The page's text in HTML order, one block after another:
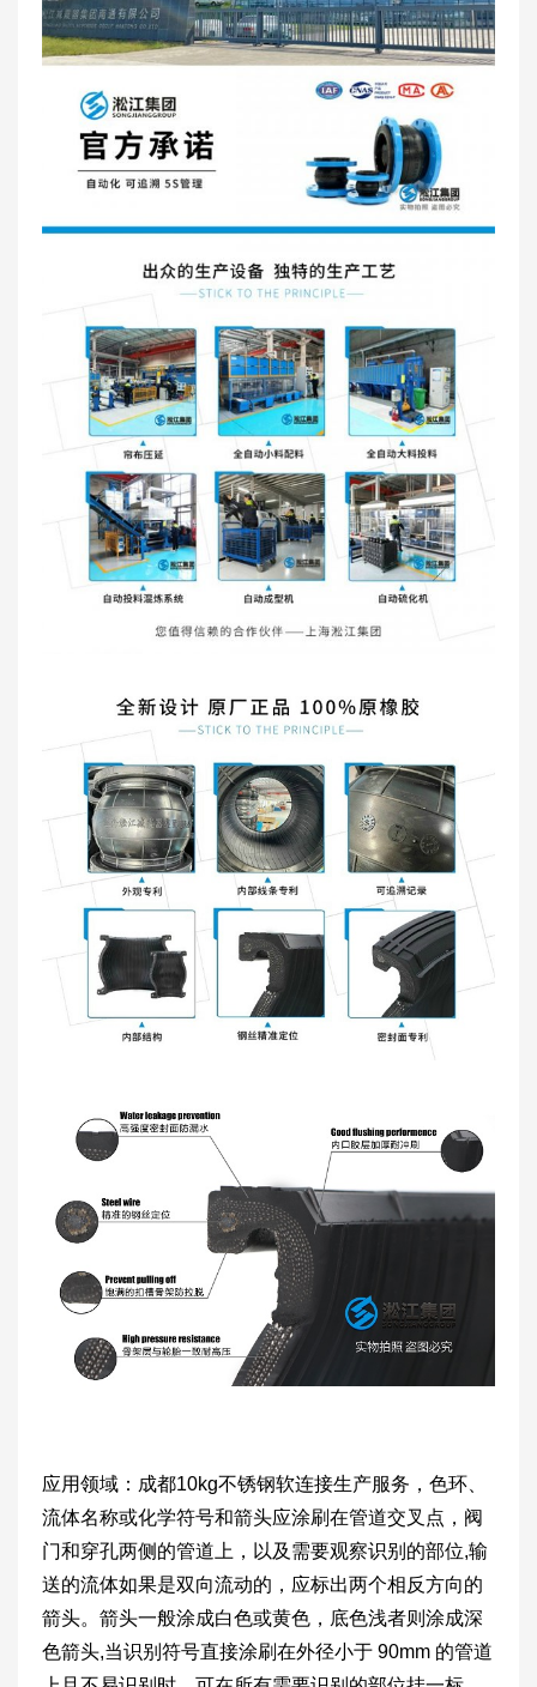
应用领域：成都10kg不锈钢软连接生产服务，色环、
流体名称或化学符号和箭头应涂刷在管道交叉点，阀
门和穿孔两侧的管道上，以及需要观察识别的部位,输
送的流体如果是双向流动的，应标出两个相反方向的
箭头。箭头一般涂成白色或黄色，底色浅者则涂成深
色箭头,当识别符号直接涂刷在外径小于 90mm 的管道